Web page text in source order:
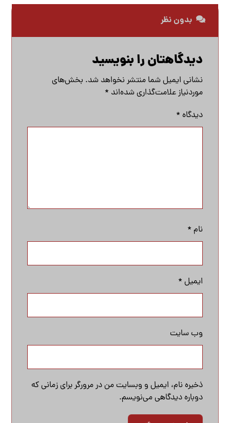
بدون نظر
دیدگاهتان را بنویسید
نشانی ایمیل شما منتشر نخواهد شد. بخش‌های
موردنیاز علامت‌گذاری شده‌اند *
دیدگاه *
نام *
ایمیل *
وب‌ سایت
ذخیره نام، ایمیل و وبسایت من در مرورگر برای زمانی که
دوباره دیدگاهی می‌نویسم.